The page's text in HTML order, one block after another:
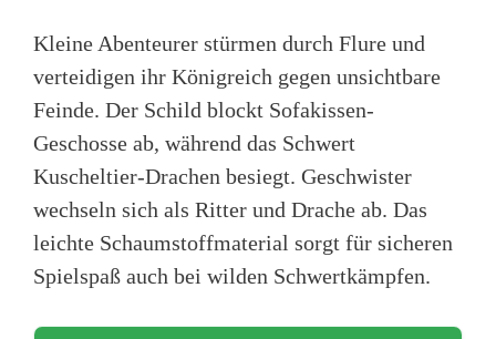
Kleine Abenteurer stürmen durch Flure und
verteidigen ihr Königreich gegen unsichtbare
Feinde. Der Schild blockt Sofakissen-
Geschosse ab, während das Schwert
Kuscheltier-Drachen besiegt. Geschwister
wechseln sich als Ritter und Drache ab. Das
leichte Schaumstoffmaterial sorgt für sicheren
Spielspaß auch bei wilden Schwertkämpfen.